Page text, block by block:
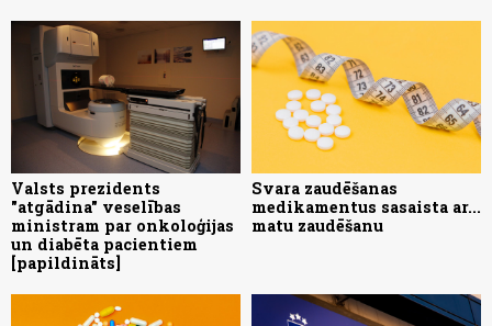
Valsts prezidents
"atgādina" veselības
ministram par onkoloģijas
un diabēta pacientiem
[papildināts]
Svara zaudēšanas
medikamentus sasaista ar...
matu zaudēšanu